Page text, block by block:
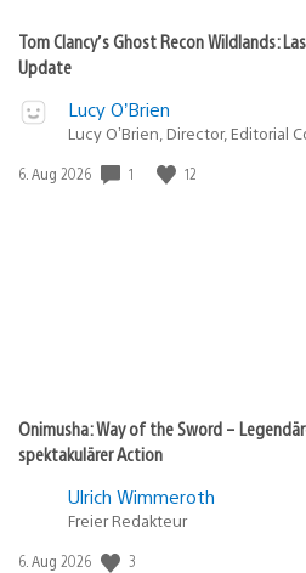
Tom Clancy’s Ghost Recon Wildlands:
Update
Lucy O’Brien
Lucy O’Brien, Director, Editorial
Veröffentlichungsdatum:
6. Aug 2026 1 12
Onimusha: Way of the Sword –
spektakulärer Action
Ulrich Wimmeroth
Freier Redakteur
Veröffentlichungsdatum:
6. Aug 2026 3